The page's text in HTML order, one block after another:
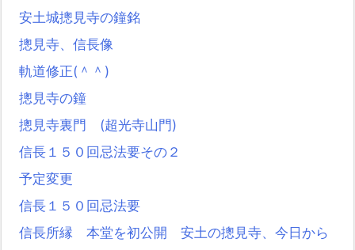
安土城摠見寺の鐘銘
摠見寺、信長像
軌道修正(＾＾)
摠見寺の鐘
摠見寺裏門 (超光寺山門)
信長１５０回忌法要その２
予定変更
信長１５０回忌法要
信長所縁 本堂を初公開 安土の摠見寺、今日から